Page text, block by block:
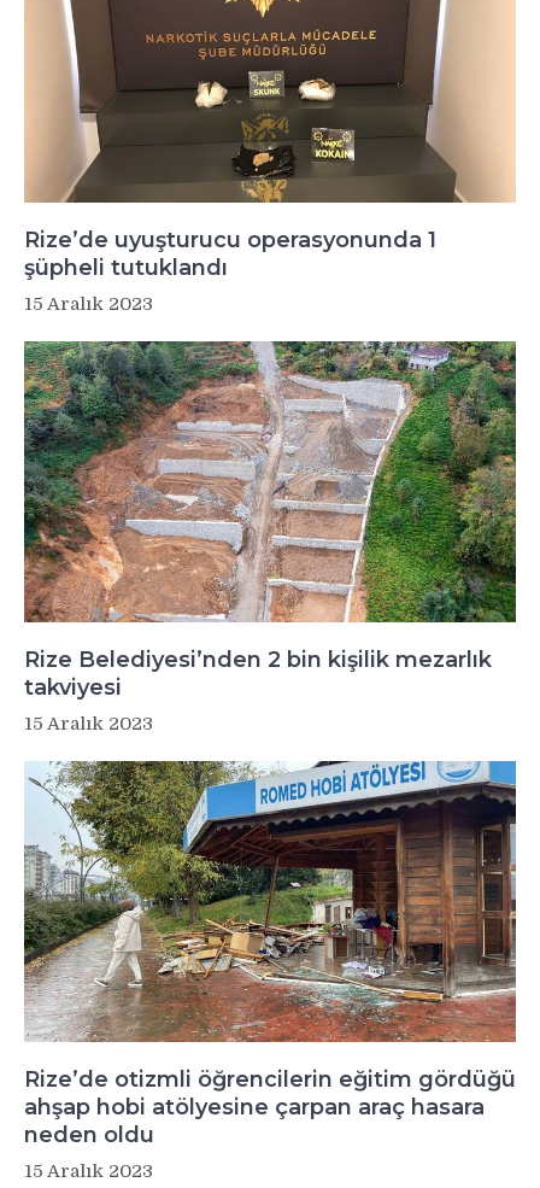
Rize’de uyuşturucu operasyonunda 1
şüpheli tutuklandı
15 Aralık 2023
Rize Belediyesi’nden 2 bin kişilik mezarlık
takviyesi
15 Aralık 2023
Rize’de otizmli öğrencilerin eğitim gördüğü
ahşap hobi atölyesine çarpan araç hasara
neden oldu
15 Aralık 2023